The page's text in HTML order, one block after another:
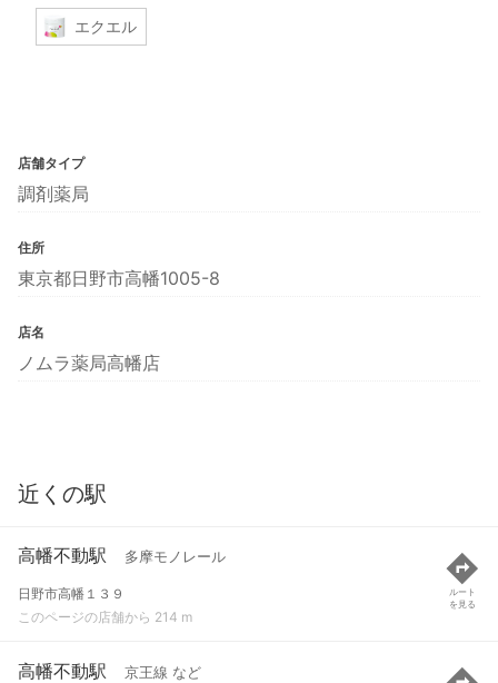
エクエル
店舗タイプ
調剤薬局
住所
東京都日野市高幡1005-8
店名
ノムラ薬局高幡店
近くの駅
高幡不動駅 多摩モノレール
日野市高幡１３９
このページの店舗から 214 m
ルート
を見る
高幡不動駅 京王線 など